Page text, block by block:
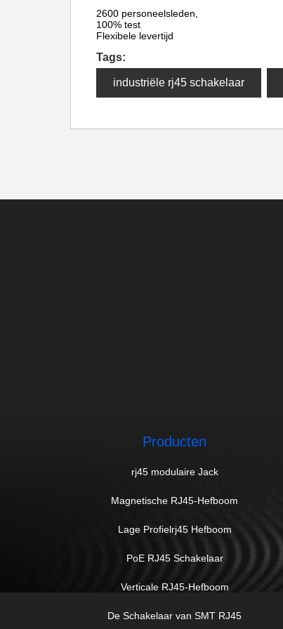
2600 personeelsleden,
100% test
Flexibele levertijd
Tags:
industriële rj45 schakelaar
Producten
rj45 modulaire Jack
Magnetische RJ45-Hefboom
Lage Profielrj45 Hefboom
PoE RJ45 Schakelaar
Verticale RJ45-Hefboom
De Schakelaar van SMT RJ45